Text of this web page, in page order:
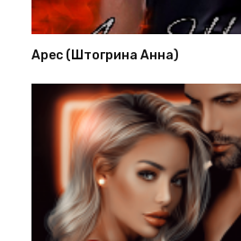
Арес (Штогрина Анна)